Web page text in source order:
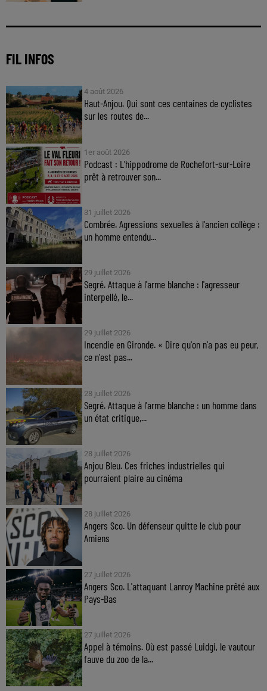
FIL INFOS
4 août 2026
Haut-Anjou. Qui sont ces centaines de cyclistes
sur les routes de...
1er août 2026
Podcast : L’hippodrome de Rochefort-sur-Loire
prêt à retrouver son...
31 juillet 2026
Combrée. Agressions sexuelles à l'ancien collège :
un homme entendu...
29 juillet 2026
Segré. Attaque à l'arme blanche : l'agresseur
interpellé, le...
29 juillet 2026
Incendie en Gironde. « Dire qu'on n'a pas eu peur,
ce n'est pas...
28 juillet 2026
Segré. Attaque à l'arme blanche : un homme dans
un état critique,...
28 juillet 2026
Anjou Bleu. Ces friches industrielles qui
pourraient plaire au cinéma
28 juillet 2026
Angers Sco. Un défenseur quitte le club pour
Amiens
27 juillet 2026
Angers Sco. L'attaquant Lanroy Machine prêté aux
Pays-Bas
27 juillet 2026
Appel à témoins. Où est passé Luidgi, le vautour
fauve du zoo de la...